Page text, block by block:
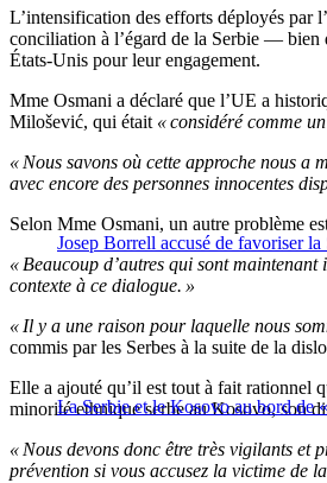
L’intensification des efforts déployés par
conciliation à l’égard de la Serbie — bien
États-Unis pour leur engagement.
Mme Osmani a déclaré que l’UE a
Milošević, qui était « considéré comme
« Nous savons où cette approche nous
avec encore des personnes innocentes
Josep Borrell accusé de favoriser
Selon Mme Osmani, un autre problème
« Beaucoup d’autres qui sont
contexte à ce dialogue. »
« Il y a une raison pour laquelle nous
commis par les Serbes à la suite de la
La Serbie et le Kosovo au bord de
Elle a ajouté qu’il est tout à fait rationnel
minorité ethnique serbe au Kosovo, son
« Nous devons donc être très vigilants et
prévention si vous accusez la victime de